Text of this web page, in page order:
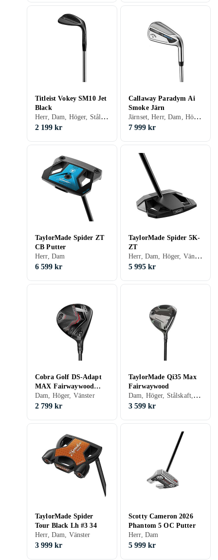
Titleist Vokey SM10 Jet
Black
Herr, Dam, Höger, Stålskaft
2 199 kr
Callaway Paradym Ai
Smoke Järn
Järnset, Herr, Dam, Höger, Vänster, Stålskaft, Grafitskaft
7 999 kr
TaylorMade Spider ZT
CB Putter
Herr, Dam
6 599 kr
TaylorMade Spider 5K-
ZT
Herr, Dam, Höger, Vänster
5 995 kr
Cobra Golf DS-Adapt
MAX Fairwaywood
(custom)
Dam, Höger, Vänster
2 799 kr
TaylorMade Qi35 Max
Fairwaywood
Dam, Höger, Stålskaft, Grafitskaft
3 599 kr
TaylorMade Spider
Tour Black Lh #3 34
Herr, Dam, Vänster
3 999 kr
Scotty Cameron 2026
Phantom 5 OC Putter
Herr, Dam
5 999 kr